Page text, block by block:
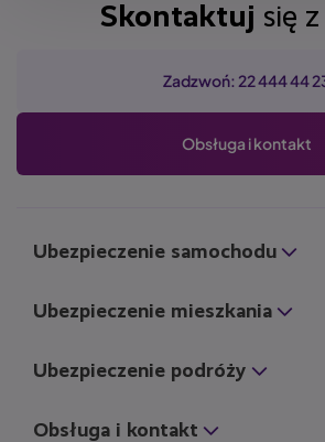
Skontaktuj się
Zadzwoń: 22 444 44
Obsługa i kontakt
Ubezpieczenie samochodu
Ubezpieczenie mieszkania
Ubezpieczenie podróży
Obsługa i kontakt